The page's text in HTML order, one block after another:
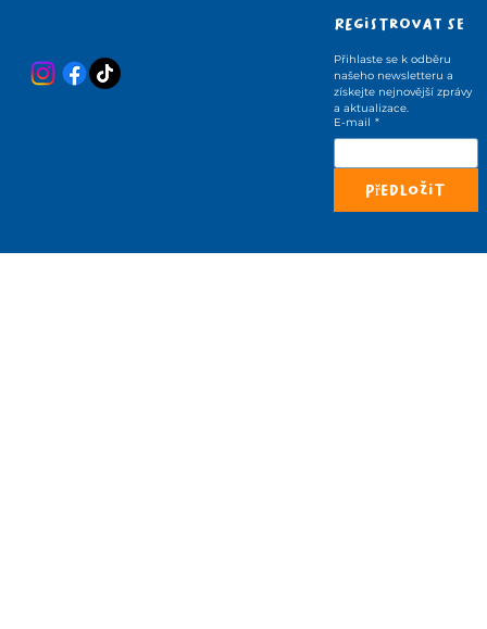
Registrovat se
Přihlaste se k odběru
našeho newsletteru a
získejte nejnovější zprávy
a aktualizace.
E-mail *
Předložit